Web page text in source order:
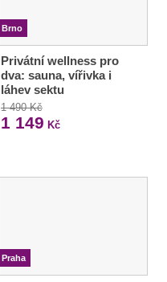
Brno
Privátní wellness pro
dva: sauna, vířivka i
láhev sektu
1 490 Kč
1 149 Kč
Praha